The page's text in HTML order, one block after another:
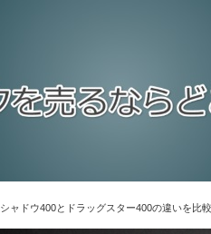
シャドウ400とドラッグスター400の違いを比較